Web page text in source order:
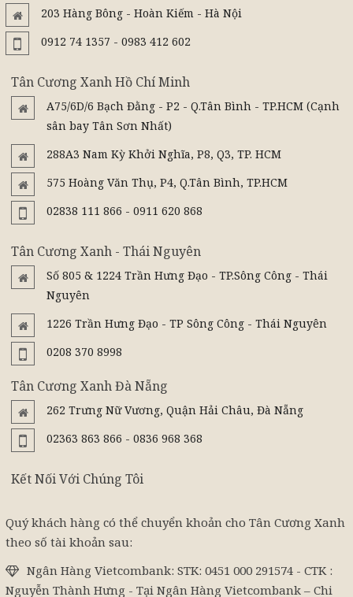
203 Hàng Bông - Hoàn Kiếm - Hà Nội
0912 74 1357 - 0983 412 602
Tân Cương Xanh Hồ Chí Minh
A75/6D/6 Bạch Đằng - P2 - Q.Tân Bình - TP.HCM (Cạnh
sân bay Tân Sơn Nhất)
288A3 Nam Kỳ Khởi Nghĩa, P8, Q3, TP. HCM
575 Hoàng Văn Thụ, P4, Q.Tân Bình, TP.HCM
02838 111 866 - 0911 620 868
Tân Cương Xanh - Thái Nguyên
Số 805 & 1224 Trần Hưng Đạo - TP.Sông Công - Thái
Nguyên
1226 Trần Hưng Đạo - TP Sông Công - Thái Nguyên
0208 370 8998
Tân Cương Xanh Đà Nẵng
262 Trưng Nữ Vương, Quận Hải Châu, Đà Nẵng
02363 863 866 - 0836 968 368
Kết Nối Với Chúng Tôi
Quý khách hàng có thể chuyển khoản cho Tân Cương Xanh
theo số tài khoản sau:
Ngân Hàng Vietcombank: STK: 0451 000 291574 - CTK :
Nguyễn Thành Hưng - Tại Ngân Hàng Vietcombank – Chi